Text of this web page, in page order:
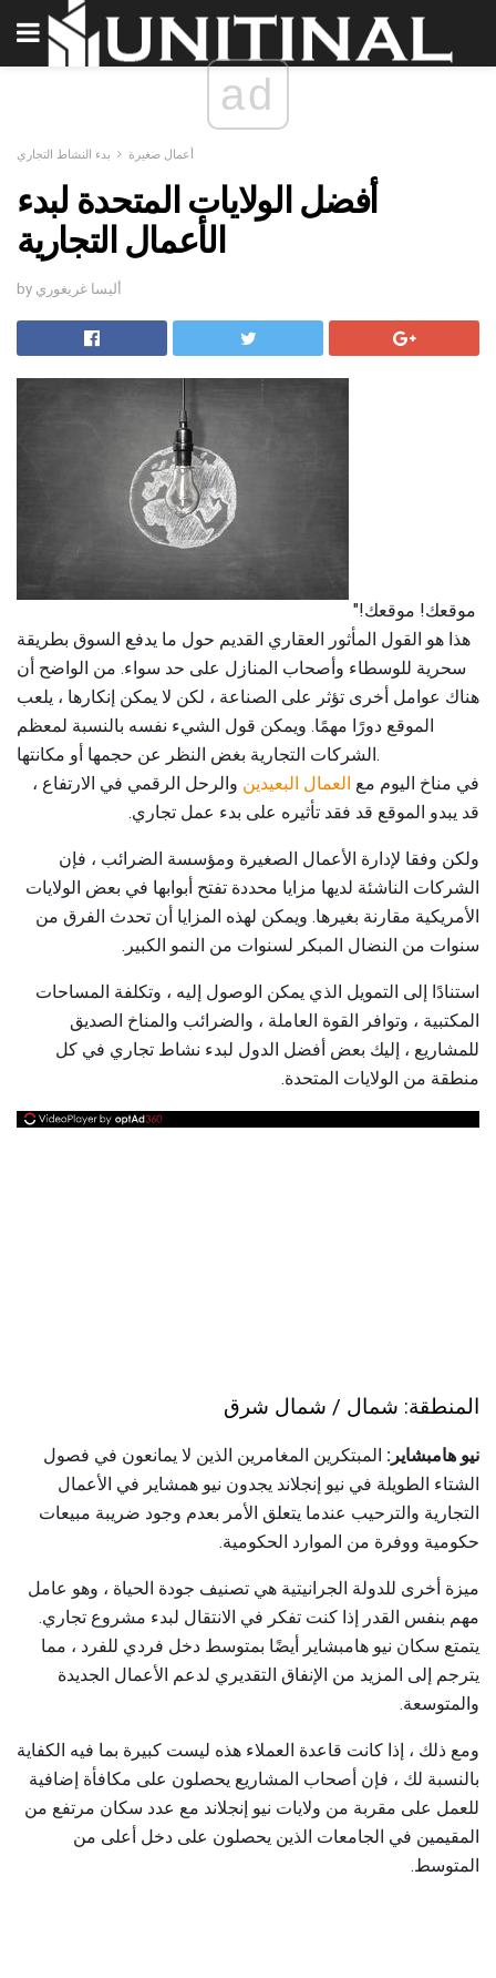
ad
أعمال صغيرة بدء النشاط التجاري
أفضل الولايات المتحدة لبدء
الأعمال التجارية
by أليسا غريغوري
"موقعك! موقعك!
هذا هو القول المأثور العقاري القديم حول ما يدفع السوق بطريقة
سحرية للوسطاء وأصحاب المنازل على حد سواء. من الواضح أن
هناك عوامل أخرى تؤثر على الصناعة ، لكن لا يمكن إنكارها ، يلعب
الموقع دورًا مهمًا. ويمكن قول الشيء نفسه بالنسبة لمعظم
الشركات التجارية بغض النظر عن حجمها أو مكانتها.
في مناخ اليوم مع العمال البعيدين والرحل الرقمي في الارتفاع ،
قد يبدو الموقع قد فقد تأثيره على بدء عمل تجاري.
ولكن وفقا لإدارة الأعمال الصغيرة ومؤسسة الضرائب ، فإن
الشركات الناشئة لديها مزايا محددة تفتح أبوابها في بعض الولايات
الأمريكية مقارنة بغيرها. ويمكن لهذه المزايا أن تحدث الفرق من
سنوات من النضال المبكر لسنوات من النمو الكبير.
استنادًا إلى التمويل الذي يمكن الوصول إليه ، وتكلفة المساحات
المكتبية ، وتوافر القوة العاملة ، والضرائب والمناخ الصديق
للمشاريع ، إليك بعض أفضل الدول لبدء نشاط تجاري في كل
منطقة من الولايات المتحدة.
المنطقة: شمال / شمال شرق
نيو هامبشاير: المبتكرين المغامرين الذين لا يمانعون في فصول
الشتاء الطويلة في نيو إنجلاند يجدون نيو همشاير في الأعمال
التجارية والترحيب عندما يتعلق الأمر بعدم وجود ضريبة مبيعات
حكومية ووفرة من الموارد الحكومية.
ميزة أخرى للدولة الجرانيتية هي تصنيف جودة الحياة ، وهو عامل
مهم بنفس القدر إذا كنت تفكر في الانتقال لبدء مشروع تجاري.
يتمتع سكان نيو هامبشاير أيضًا بمتوسط ​​دخل فردي للفرد ، مما
يترجم إلى المزيد من الإنفاق التقديري لدعم الأعمال الجديدة
والمتوسعة.
ومع ذلك ، إذا كانت قاعدة العملاء هذه ليست كبيرة بما فيه الكفاية
بالنسبة لك ، فإن أصحاب المشاريع يحصلون على مكافأة إضافية
للعمل على مقربة من ولايات نيو إنجلاند مع عدد سكان مرتفع من
المقيمين في الجامعات الذين يحصلون على دخل أعلى من
المتوسط.